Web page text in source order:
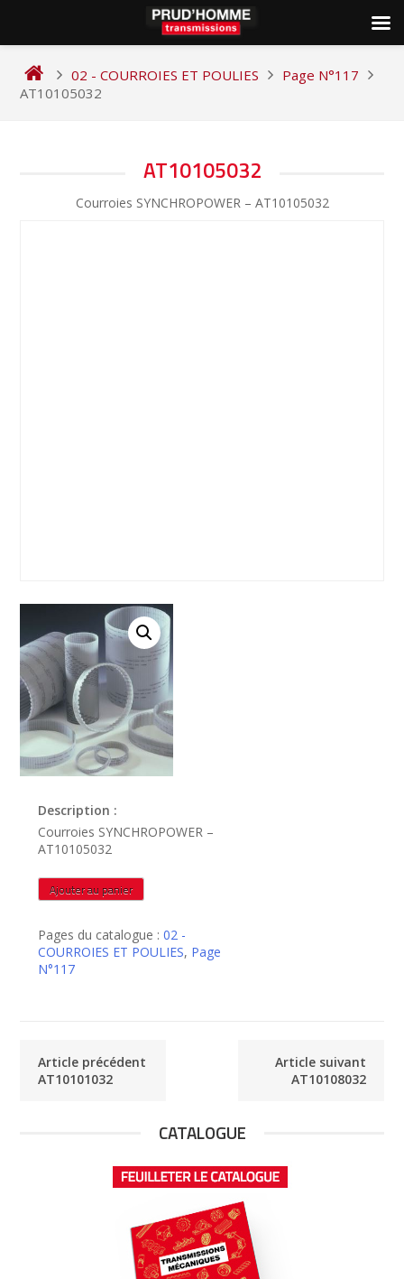
content
02 - COURROIES ET POULIES
Page N°117
AT10105032
AT10105032
Courroies SYNCHROPOWER – AT10105032
Description :
Courroies SYNCHROPOWER –
AT10105032
quantité
de
Ajouter au panier
Pages du catalogue :02 -
COURROIES ET POULIES, Page
N°117
Article précédent
AT10101032
Article suivant
AT10108032
CATALOGUE